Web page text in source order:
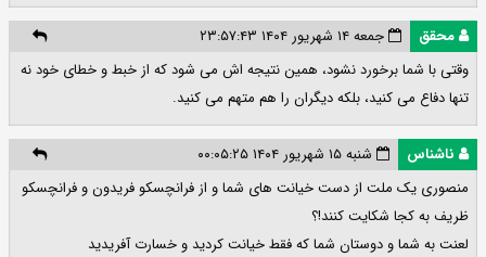
محقق
جمعه ۱۴ شهریور ۱۴۰۴ ۲۳:۵۷:۴۳
وقتی با شما برخورد نشود، همین نتیجه اش می شود که از خبط و خطای خود نه
تنها دفاع می کنید، بلکه دیگران را هم متهم می کنید.
ناشناس
شنبه ۱۵ شهریور ۱۴۰۴ ۰۰:۰۵:۲۵
منصوری یک ملت از دست خیانت های شما و از فرانچسکو فریدون و فرانچسکو
ظریف به کجا شکایت کنند!؟
لعنت به شما و دوستان شما که فقط خیانت کردید و خسارت آفریدید